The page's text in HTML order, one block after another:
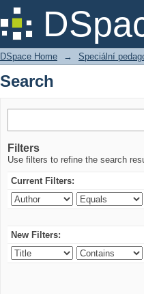
Search
DSpace Home → Speciální
Search
Filters
Use filters to refine the search
Current Filters:
New Filters: